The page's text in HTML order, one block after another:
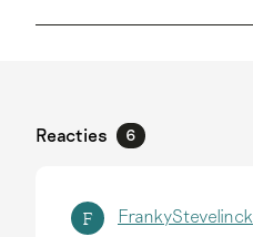
Reacties 6
F FrankyStevelinck